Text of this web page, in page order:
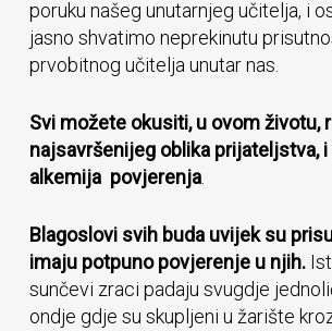
poruku našeg unutarnjeg učitelja, i
jasno shvatimo neprekinutu
prvobitnog učitelja unutar nas.
Svi možete okusiti, u ovom životu,
najsavršenijeg oblika prijateljstva,
alkemija povjerenja.
Blagoslovi svih buda uvijek su
imaju potpuno povjerenje u njih.
sunčevi zraci padaju svugdje
ondje gdje su skupljeni u žarište